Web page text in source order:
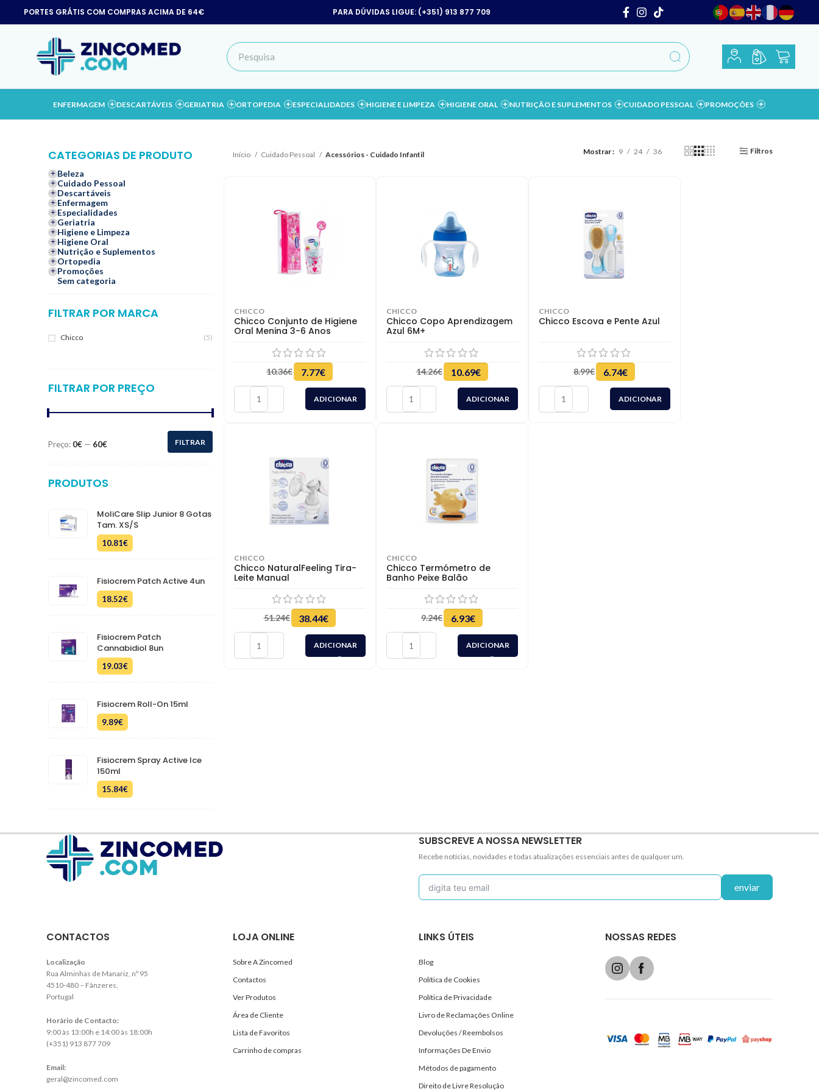
PORTES GRÁTIS COM COMPRAS ACIMA DE 64€ PARA DÚVIDAS LIGUE: (+351) 913 877 709
ENFERMAGEM DESCARTÁVEIS GERIATRIA ORTOPEDIA ESPECIALIDADES HIGIENE E LIMPEZA HIGIENE ORAL NUTRIÇÃO E SUPLEMENTOS CUIDADO PESSOAL PROMOÇÕES
CATEGORIAS DE PRODUTO
Beleza
Cuidado Pessoal
Descartáveis
Enfermagem
Especialidades
Geriatria
Higiene e Limpeza
Higiene Oral
Nutrição e Suplementos
Ortopedia
Promoções
Sem categoria
FILTRAR POR MARCA
Chicco (5)
FILTRAR POR PREÇO
Preço
Preço
FILTRAR
Preço: 0€ — 60€
PRODUTOS
MoliCare Slip Junior 8 Gotas
Tam. XS/S
10.81€
Fisiocrem Patch Active 4un
18.52€
Fisiocrem Patch
Cannabidiol 8un
19.03€
Fisiocrem Roll-On 15ml
9.89€
Fisiocrem Spray Active Ice
150ml
15.84€
Início Cuidado Pessoal Acessórios - Cuidado Infantil Mostrar 9 24 36 Filtros
CHICCO
Chicco Conjunto de Higiene
Oral Menina 3-6 Anos
10.36€ 7.77€
ADICIONAR
CHICCO
Chicco Copo Aprendizagem
Azul 6M+
14.26€ 10.69€
ADICIONAR
CHICCO
Chicco Escova e Pente Azul
8.99€ 6.74€
ADICIONAR
CHICCO
Chicco NaturalFeeling Tira-
Leite Manual
51.24€ 38.44€
ADICIONAR
CHICCO
Chicco Termómetro de
Banho Peixe Balão
9.24€ 6.93€
ADICIONAR
SUBSCREVE A NOSSA NEWSLETTER
Recebe notícias, novidades e todas atualizações essenciais antes de qualquer um.
enviar
CONTACTOS
Localização
Rua Alminhas de Manariz, nº 95
4510-480 – Fânzeres,
Portugal
Horário de Contacto:
9:00 às 13:00h e 14:00 às 18:00h
(+351) 913 877 709
Email:
geral@zincomed.com
LOJA ONLINE
Sobre A Zincomed
Contactos
Ver Produtos
Área de Cliente
Lista de Favoritos
Carrinho de compras
LINKS ÚTEIS
Blog
Política de Cookies
Política de Privacidade
Livro de Reclamações Online
Devoluções / Reembolsos
Informações De Envio
Métodos de pagamento
Direito de Livre Resolução
NOSSAS REDES